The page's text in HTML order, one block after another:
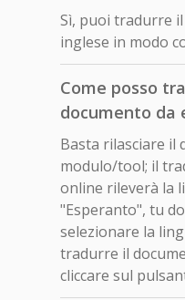
Sì, puoi tradurre
inglese in modo
Come posso
documento da
Basta rilasciare il
modulo/tool; il
online rileverà la
"Esperanto", tu
selezionare la
tradurre il
cliccare sul